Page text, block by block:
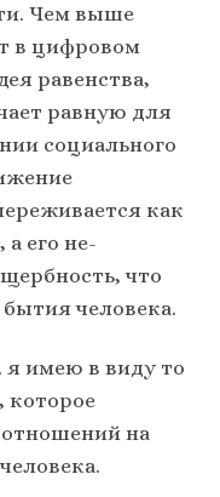
Чем выше
в цифровом
равенства,
равную для
социального
как
его не-
что
человека.
я имею в виду то
которое
на